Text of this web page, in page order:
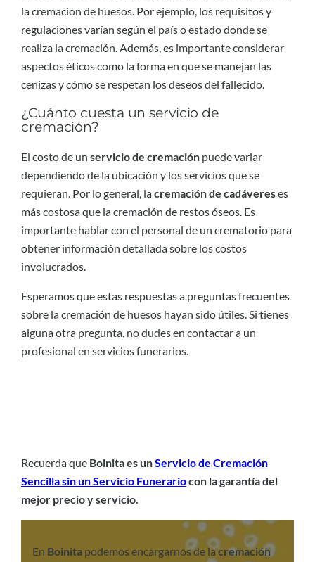
la cremación de huesos. Por ejemplo, los requisitos y
regulaciones varían según el país o estado donde se
realiza la cremación. Además, es importante considerar
aspectos éticos como la forma en que se manejan las
cenizas y cómo se respetan los deseos del fallecido.
¿Cuánto cuesta un servicio de
cremación?
El costo de un servicio de cremación puede variar
dependiendo de la ubicación y los servicios que se
requieran. Por lo general, lacremación de cadávereses
más costosa que la cremación de restos óseos. Es
importante hablar con el personal de un crematorio para
obtener información detallada sobre los costos
involucrados.
Esperamos que estas respuestas a preguntas frecuentes
sobre la cremación de huesos hayan sido útiles. Si tienes
alguna otra pregunta, no dudes en contactar a un
profesional en servicios funerarios.
Recuerda que Boinita es unServicio de Cremación
Sencilla sin un Servicio Funerariocon la garantía del
mejor precio y servicio.
En Boinita podemos encargarnos de lacremación